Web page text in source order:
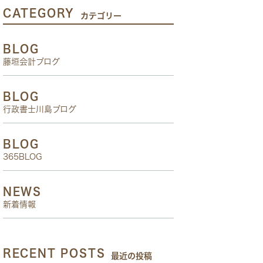
CATEGORY カテゴリー
BLOG
藤垣会計ブログ
BLOG
行政書士川島ブログ
BLOG
365BLOG
NEWS
新着情報
RECENT POSTS 最近の投稿